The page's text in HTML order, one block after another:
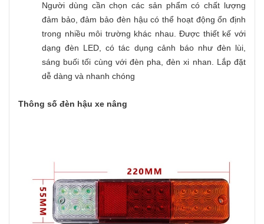
Người dùng cần chọn các sản phẩm có chất lượng
đảm bảo, đảm bảo đèn hậu có thể hoạt động ổn định
trong nhiều môi trường khác nhau. Được thiết kế với
dạng đèn LED, có tác dụng cảnh báo như đèn lùi,
sáng buối tối cùng với đèn pha, đèn xi nhan. Lắp đặt
dễ dàng và nhanh chóng
Thông số đèn hậu xe nâng